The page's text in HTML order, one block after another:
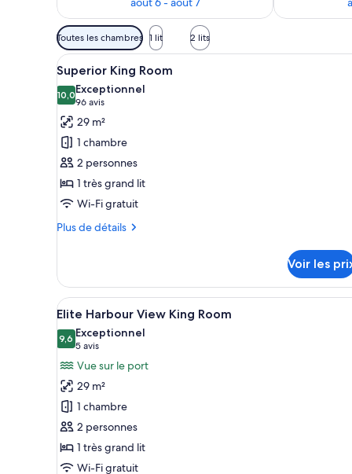
Filtres
disponibles
pour
les
chambres
Toutes les chambres 1 lit 2 lits
Afficher
toutes
les
photos
pour
ce
type
de
chambre :
Superior
Une chambre d’hôtel avec
9
Superior King Room
10,010,0 sur 10
Exceptionnel
96 avis
(96 avis)
29 m²
1 chambre
2 personnes
1 très grand lit
Wi-Fi gratuit
Plus de détails
Plus
le
type
de
chambre
Superior
King
Room
Voir les
Afficher
toutes
les
photos
pour
ce
type
de
chambre :
Elite
Une chambre d’hôtel
8
Elite Harbour View King Room
9,69,6 sur 10
Exceptionnel
5 avis
(5 avis)
Vue sur le port
29 m²
1 chambre
2 personnes
1 très grand lit
Wi-Fi gratuit